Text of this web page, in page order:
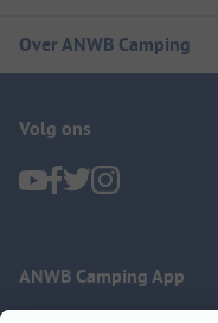
Over ANWB Camping
Volg ons
ANWB Camping App